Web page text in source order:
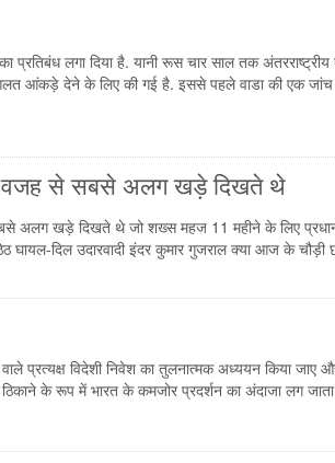
लगा दिया है. यानी रूस चार साल तक
गलत आंकड़े देने के लिए की गई है. इससे पहले वाडा की एक
वजह से सबसे अलग खड़े दिखते थे
अलग खड़े दिखते थे जो शख्स महज 11 महीने के लिए
दिल उदारवादी इंदर कुमार गुजराल क्या आज के चौड़ी
प्रत्यक्ष विदेशी निवेश का तुलनात्मक अध्ययन किया जाए
ठिकाने के रूप में भारत के कमजोर प्रदर्शन का अंदाजा लग